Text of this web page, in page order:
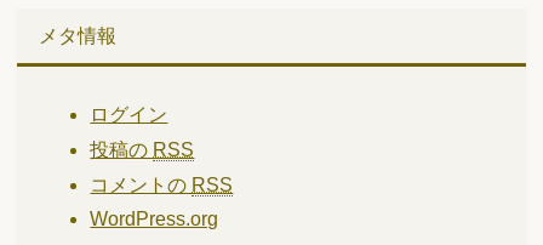
メタ情報
ログイン
投稿の RSS
コメントの RSS
WordPress.org